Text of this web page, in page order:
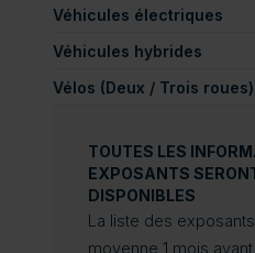
Véhicules électriques
Véhicules hybrides
Vélos (Deux / Trois
TOUTES LES
EXPOSANTS
DISPONIBLES
La liste des
moyenne 1 mois